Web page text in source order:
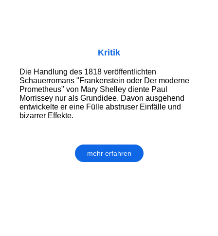
Kritik
Die Handlung des 1818 veröffentlichten
Schauerromans "Frankenstein oder Der moderne
Prometheus" von Mary Shelley diente Paul
Morrissey nur als Grundidee. Davon ausgehend
entwickelte er eine Fülle abstruser Einfälle und
bizarrer Effekte.
mehr erfahren